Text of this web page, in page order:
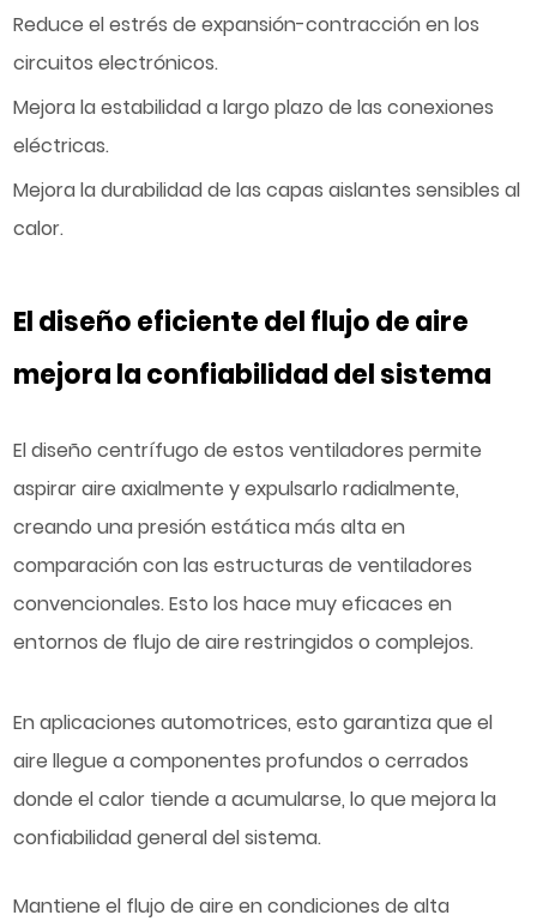
Reduce el estrés de expansión-contracción en los
circuitos electrónicos.
Mejora la estabilidad a largo plazo de las conexiones
eléctricas.
Mejora la durabilidad de las capas aislantes sensibles al
calor.
El diseño eficiente del flujo de aire
mejora la confiabilidad del sistema
El diseño centrífugo de estos ventiladores permite
aspirar aire axialmente y expulsarlo radialmente,
creando una presión estática más alta en
comparación con las estructuras de ventiladores
convencionales. Esto los hace muy eficaces en
entornos de flujo de aire restringidos o complejos.
En aplicaciones automotrices, esto garantiza que el
aire llegue a componentes profundos o cerrados
donde el calor tiende a acumularse, lo que mejora la
confiabilidad general del sistema.
Mantiene el flujo de aire en condiciones de alta